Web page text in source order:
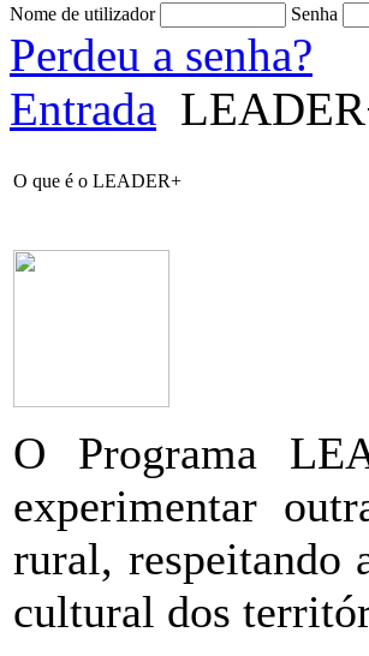
Nome de utilizador Senha
Perdeu a senha?
Entrada
O que é o LEADER+
O Programa
experimentar
rural, respeitando
cultural dos